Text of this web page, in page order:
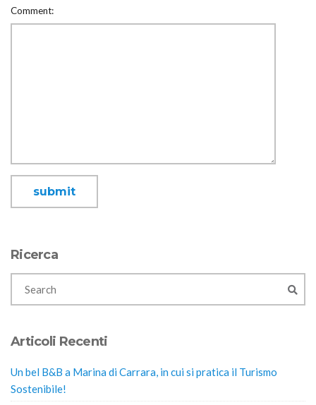
Comment:
Ricerca
Articoli Recenti
Un bel B&B a Marina di Carrara, in cui si pratica il Turismo
Sostenibile!